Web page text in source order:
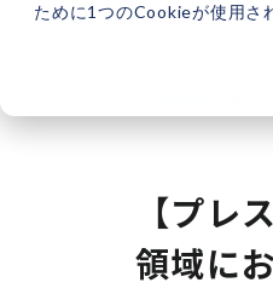
ために1つのCookieが使用さ
【プレ
領域に